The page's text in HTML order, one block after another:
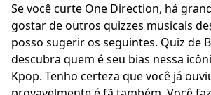
Se você curte One Direction, há
gostar de outros quizzes musicais
posso sugerir os seguintes. Quiz de
descubra quem é seu bias nessa
Kpop. Tenho certeza que você já